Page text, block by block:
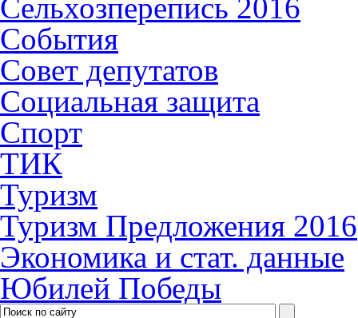
Сельхозперепись 2016
События
Совет депутатов
Социальная защита
Спорт
ТИК
Туризм
Туризм Предложения 2016
Экономика и стат. данные
Юбилей Победы